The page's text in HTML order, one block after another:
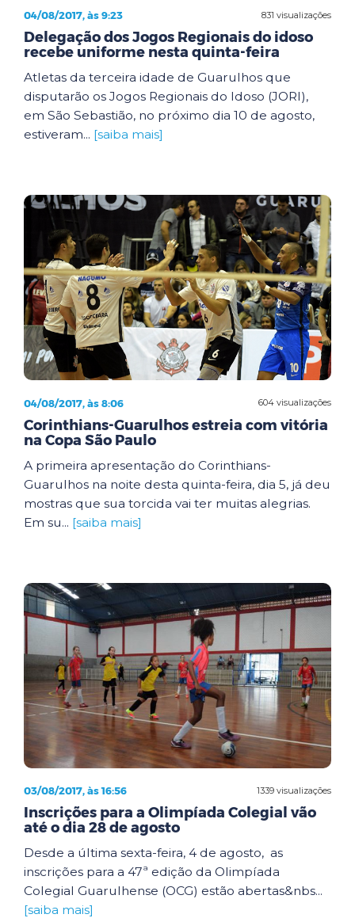
831 visualizações
04/08/2017, às 9:23
Delegação dos Jogos Regionais do idoso
recebe uniforme nesta quinta-feira
Atletas da terceira idade de Guarulhos que
disputarão os Jogos Regionais do Idoso (JORI),
em São Sebastião, no próximo dia 10 de agosto,
estiveram... [saiba mais]
604 visualizações
04/08/2017, às 8:06
Corinthians-Guarulhos estreia com vitória
na Copa São Paulo
A primeira apresentação do Corinthians-
Guarulhos na noite desta quinta-feira, dia 5, já deu
mostras que sua torcida vai ter muitas alegrias.
Em su... [saiba mais]
1339 visualizações
03/08/2017, às 16:56
Inscrições para a Olimpíada Colegial vão
até o dia 28 de agosto
Desde a última sexta-feira, 4 de agosto, as
inscrições para a 47ª edição da Olimpíada
Colegial Guarulhense (OCG) estão abertas&nbs...
[saiba mais]